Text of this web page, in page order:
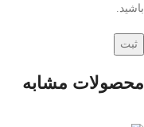
باشید.
محصولات مشابه